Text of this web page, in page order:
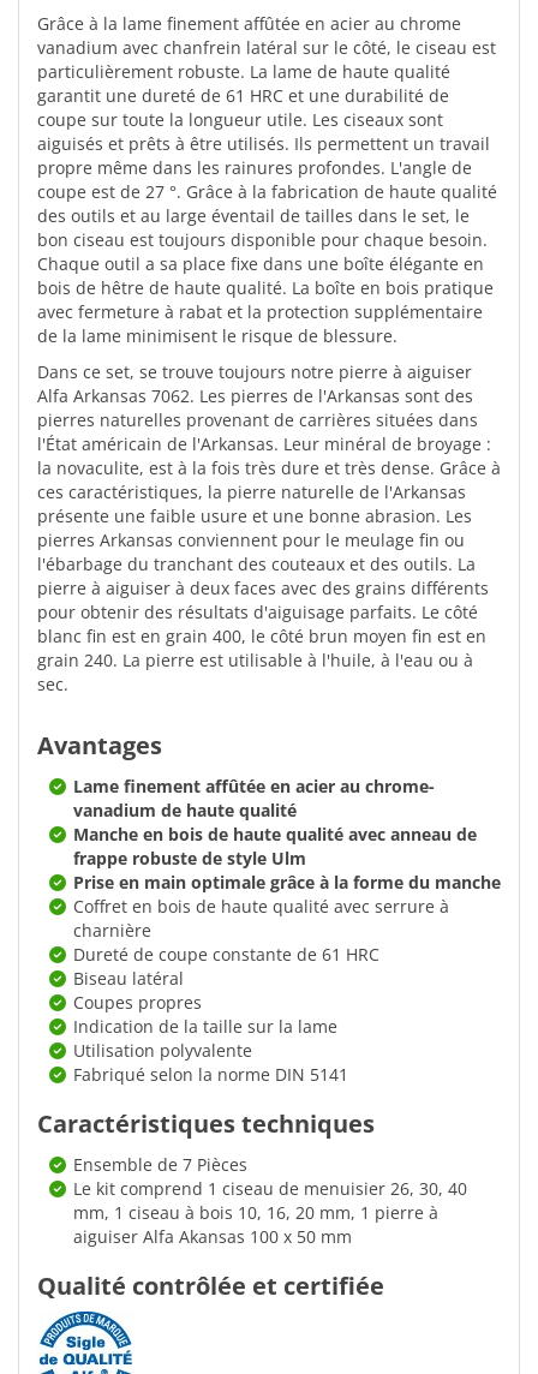
Grâce à la lame finement affûtée en acier au chrome
vanadium avec chanfrein latéral sur le côté, le ciseau est
particulièrement robuste. La lame de haute qualité
garantit une dureté de 61 HRC et une durabilité de
coupe sur toute la longueur utile. Les ciseaux sont
aiguisés et prêts à être utilisés. Ils permettent un travail
propre même dans les rainures profondes. L'angle de
coupe est de 27 °. Grâce à la fabrication de haute qualité
des outils et au large éventail de tailles dans le set, le
bon ciseau est toujours disponible pour chaque besoin.
Chaque outil a sa place fixe dans une boîte élégante en
bois de hêtre de haute qualité. La boîte en bois pratique
avec fermeture à rabat et la protection supplémentaire
de la lame minimisent le risque de blessure.
Dans ce set, se trouve toujours notre pierre à aiguiser
Alfa Arkansas 7062. Les pierres de l'Arkansas sont des
pierres naturelles provenant de carrières situées dans
l'État américain de l'Arkansas. Leur minéral de broyage :
la novaculite, est à la fois très dure et très dense. Grâce à
ces caractéristiques, la pierre naturelle de l'Arkansas
présente une faible usure et une bonne abrasion. Les
pierres Arkansas conviennent pour le meulage fin ou
l'ébarbage du tranchant des couteaux et des outils. La
pierre à aiguiser à deux faces avec des grains différents
pour obtenir des résultats d'aiguisage parfaits. Le côté
blanc fin est en grain 400, le côté brun moyen fin est en
grain 240. La pierre est utilisable à l'huile, à l'eau ou à
sec.
Avantages
Lame finement affûtée en acier au chrome-
vanadium de haute qualité
Manche en bois de haute qualité avec anneau de
frappe robuste de style Ulm
Prise en main optimale grâce à la forme du manche
Coffret en bois de haute qualité avec serrure à
charnière
Dureté de coupe constante de 61 HRC
Biseau latéral
Coupes propres
Indication de la taille sur la lame
Utilisation polyvalente
Fabriqué selon la norme DIN 5141
Caractéristiques techniques
Ensemble de 7 Pièces
Le kit comprend 1 ciseau de menuisier 26, 30, 40
mm, 1 ciseau à bois 10, 16, 20 mm, 1 pierre à
aiguiser Alfa Akansas 100 x 50 mm
Qualité contrôlée et certifiée